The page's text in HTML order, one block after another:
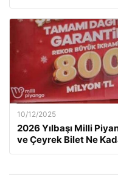
10/12/2025
2026 Yılbaşı Milli
ve Çeyrek Bilet Ne